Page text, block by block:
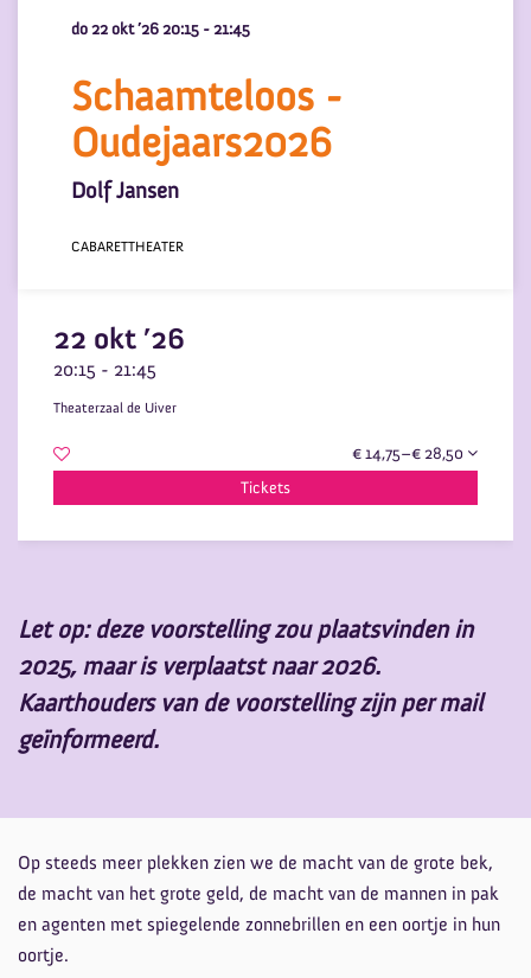
Schaamteloos -
Oudejaars2026
Dolf Jansen
do 22 okt ’26 20:15 - 21:45
CABARETTHEATER
22 okt ’26
20:15 - 21:45
Theaterzaal de Uiver
€ 14,75–€ 28,50
Tickets
Let op: deze voorstelling zou plaatsvinden in
2025, maar is verplaatst naar 2026.
Kaarthouders van de voorstelling zijn per mail
geïnformeerd.
Op steeds meer plekken zien we de macht van de grote bek,
de macht van het grote geld, de macht van de mannen in pak
en agenten met spiegelende zonnebrillen en een oortje in hun
oortje.